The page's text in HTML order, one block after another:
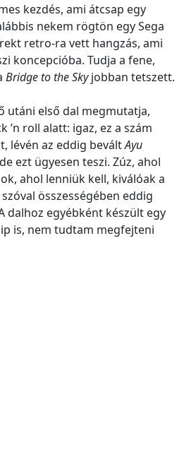
kezdés, ami átcsap egy
nekem rögtön egy Sega
retro-ra vett hangzás, ami
koncepcióba. Tudja a fene,
Bridge to the Skyjobban tetszett.
utáni első dal megmutatja,
roll alatt: igaz, ez a szám
lévén az eddig beváltAyu
ezt ügyesen teszi. Zúz, ahol
ahol lenniük kell, kiválóak a
összességében eddig
dalhoz egyébként készült egy
is, nem tudtam megfejteni